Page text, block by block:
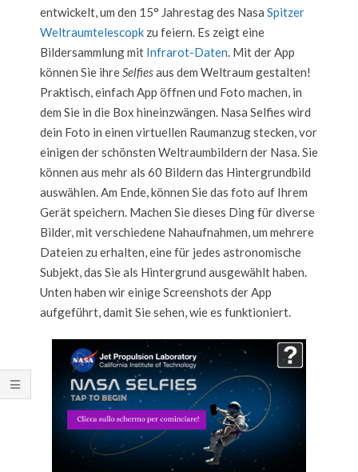
entwickelt, um den 15° Jahrestag des Nasa Spitzer
Weltraumtelescopk zu feiern. Es zeigt eine
Bildersammlung mit Infrarot-Daten. Mit der App
können Sie ihreSelfiesaus dem Weltraum gestalten!
Praktisch, einfach App öffnen und Foto machen, in
dem Sie in die Box hineinzwängen. Nasa Selfies wird
dein Foto in einen virtuellen Raumanzug stecken, vor
einigen der schönsten Weltraumbildern der Nasa. Sie
können aus mehr als 60 Bildern das Hintergrundbild
auswählen. Am Ende, können Sie das foto auf Ihrem
Gerät speichern. Machen Sie dieses Ding für diverse
Bilder, mit verschiedene Nahaufnahmen, um mehrere
Dateien zu erhalten, eine für jedes astronomische
Subjekt, das Sie als Hintergrund ausgewählt haben.
Unten haben wir einige Screenshots der App
aufgeführt, damit Sie sehen, wie es funktioniert.